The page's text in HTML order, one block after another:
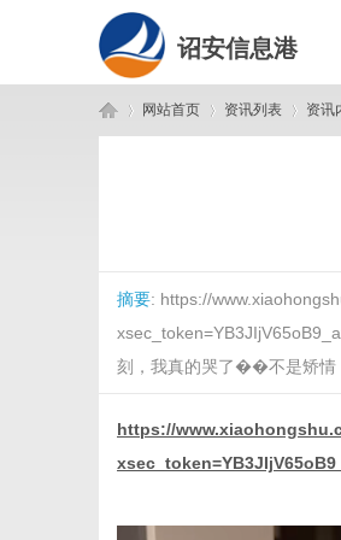
诏安信息港
网站首页 资讯列表 资讯
摘要: https://
刻，我真的哭了��不是矫情
https://